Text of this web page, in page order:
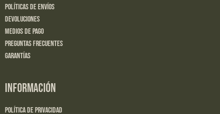
Políticas de Envíos
Devoluciones
Medios de Pago
Preguntas Frecuentes
Garantías
INFORMACIÓN
Política de Privacidad